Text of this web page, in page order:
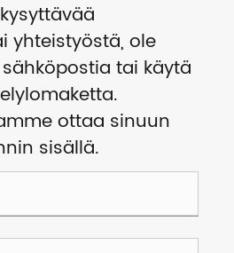
yhteistyöstä, ole
tai käytä
ottaa sinuun
sisällä.